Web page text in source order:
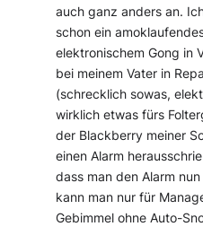
auch ganz anders an.
schon ein
elektronischem Gong in
bei meinem Vater in
(schrecklich sowas,
wirklich etwas fürs
der Blackberry meiner
einen Alarm
dass man den Alarm
kann man nur für
Gebimmel ohne Auto-